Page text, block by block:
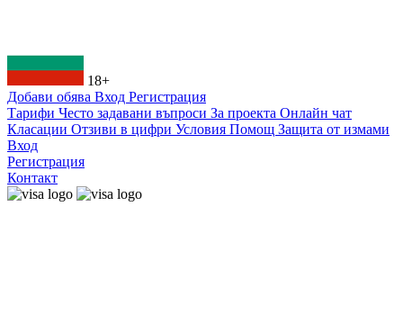
18+
Добави обява Вход Регистрация
Тарифи Често задавани въпроси За проекта Онлайн чат
Класации Отзиви в цифри Условия Помощ Защита от измами
Вход
Регистрация
Контакт